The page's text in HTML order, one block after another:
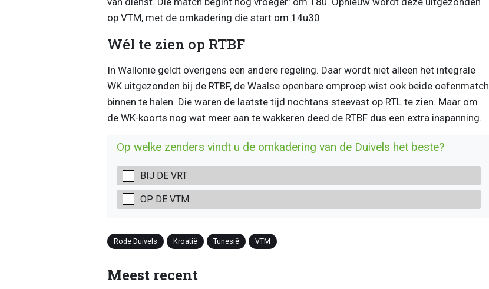
op VTM, met de omkadering die start om 14u30.
Wél te zien op RTBF
In Wallonië geldt overigens een andere regeling. Daar wordt niet alleen het integrale
WK uitgezonden bij de RTBF, de Waalse openbare omproep wist ook beide oefenmatch
binnen te halen. Die waren de laatste tijd nochtans steevast op RTL te zien. Maar om
de WK-koorts nog wat meer aan te wakkeren deed de RTBF dus een extra inspanning.
Op welke zenders vindt u de omkadering van de Duivels het beste?
BIJ DE VRT
OP DE VTM
Rode Duivels Kroatië Tunesië VTM
Meest recent